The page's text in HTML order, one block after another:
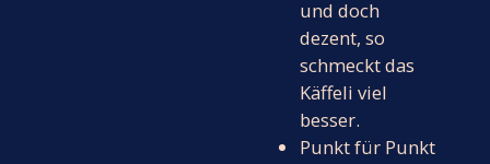
und doch
dezent, so
schmeckt das
Käffeli viel
besser.
Punkt für Punkt